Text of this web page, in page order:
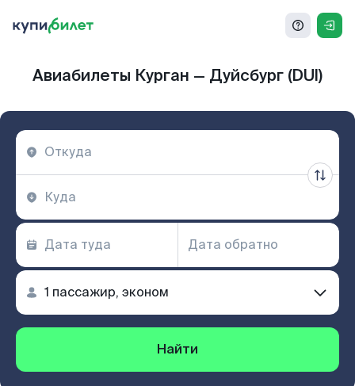
Авиабилеты Курган — Дуйсбург (DUI)
Найти